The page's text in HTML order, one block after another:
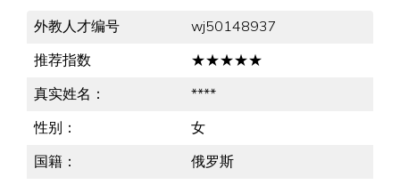
外教人才编号
wj50148937
推荐指数
★★★★★
真实姓名：
****
性别：
女
国籍：
俄罗斯